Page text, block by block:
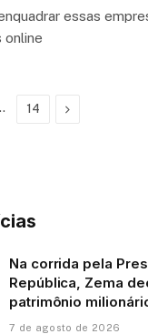
essas
online
14 Next
Na corrida pela
República, Zema
patrimônio
7 de agosto de 2026